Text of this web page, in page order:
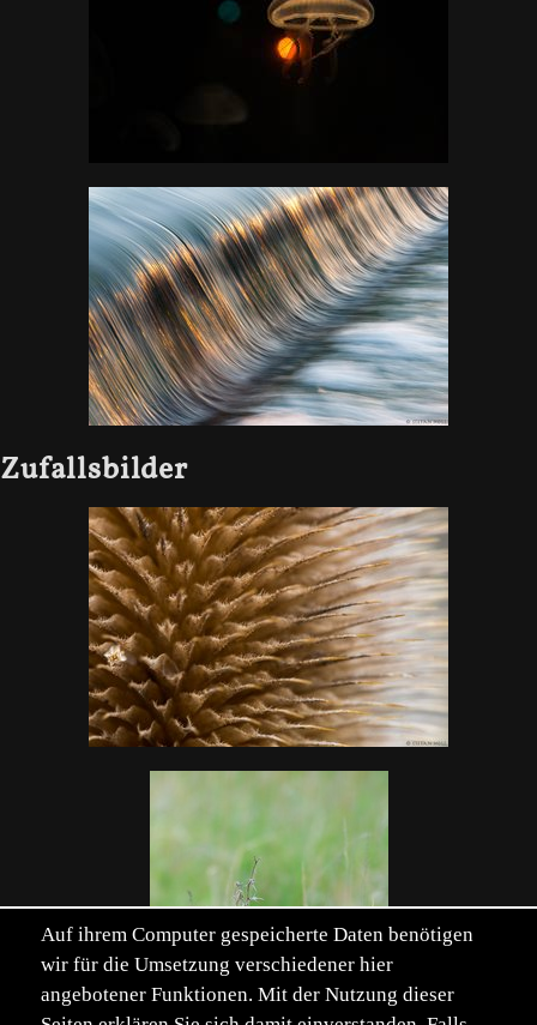
Zufallsbilder
Auf ihrem Computer gespeicherte Daten benötigen
wir für die Umsetzung verschiedener hier
angebotener Funktionen. Mit der Nutzung dieser